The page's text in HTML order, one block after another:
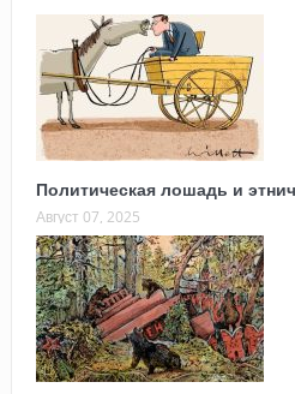
Политическая лошадь и
Август 07, 2025